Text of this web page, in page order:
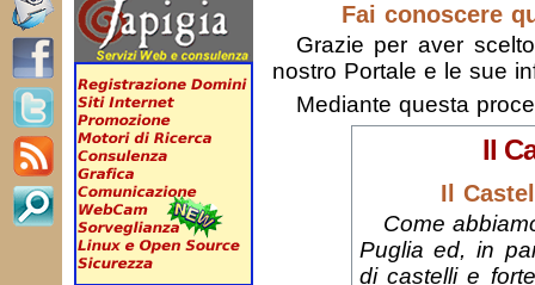
Fai conoscere
Grazie per aver
nostro Portale e le sue
Mediante questa
Il
Il
Come
Puglia ed, in
di castelli e